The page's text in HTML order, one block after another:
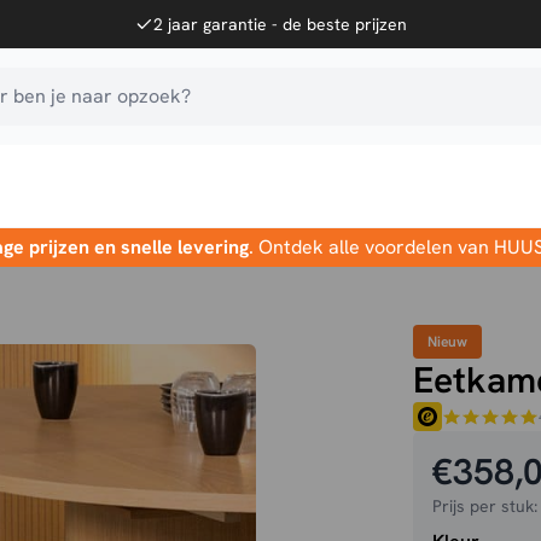
2 jaar garantie - de beste prijzen
ben je naar opzoek?
prijzen en snelle levering. Ontdek alle voordelen van
Nieuw
€
Prijs per stuk: